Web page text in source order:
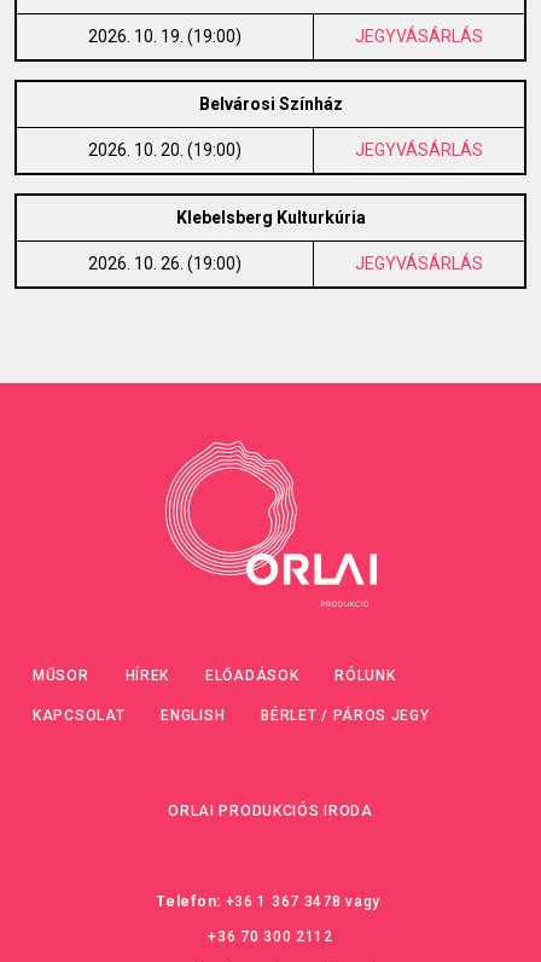
2026. 10. 19. (19:00) JEGYVÁSÁRLÁS
Belvárosi Színház
2026. 10. 20. (19:00) JEGYVÁSÁRLÁS
Klebelsberg Kulturkúria
2026. 10. 26. (19:00) JEGYVÁSÁRLÁS
MŰSOR HÍREK ELŐADÁSOK RÓLUNK
KAPCSOLAT ENGLISH BÉRLET / PÁROS JEGY
ORLAI PRODUKCIÓS IRODA
Telefon: +36 1 367 3478 vagy
+36 70 300 2112